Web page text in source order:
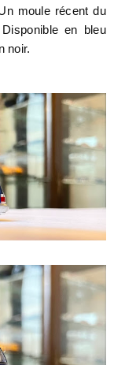
moule récent du
en bleu
noir.